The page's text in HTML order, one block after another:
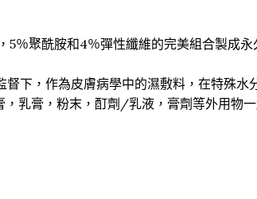
％聚酰胺和4％彈性纖維的完美組合製成永
，作為皮膚病學中的濕敷料，在特殊水
乳膏，粉末，酊劑/乳液，膏劑等外用物